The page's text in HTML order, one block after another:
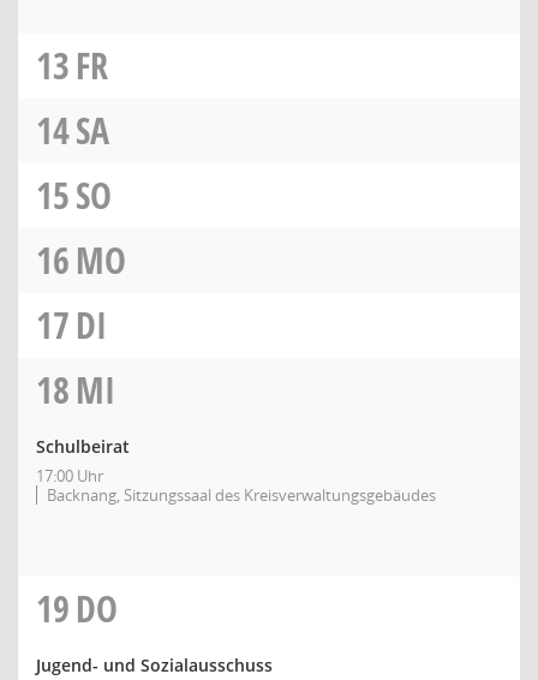
13FR
14SA
15SO
16MO
17DI
18MI
Schulbeirat
17:00 Uhr
Backnang, Sitzungssaal des Kreisverwaltungsgebäudes
19DO
Jugend- und Sozialausschuss